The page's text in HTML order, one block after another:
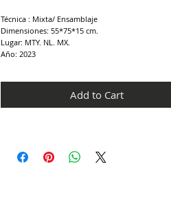
Técnica : Mixta/ Ensamblaje
Dimensiones: 55*75*15 cm.
Lugar: MTY. NL. MX.
Año: 2023
Add to Cart